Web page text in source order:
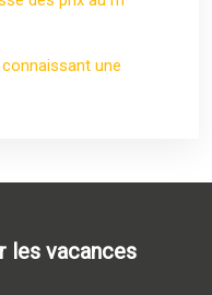
une
les vacances